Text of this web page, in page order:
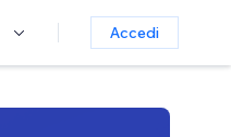
Accedi